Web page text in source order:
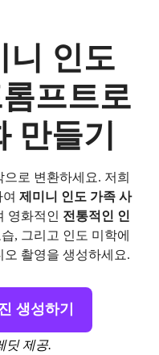
니 인도
프트로
만들기
로 변환하세요. 저희
제미니 인도 가족 사
영화적인 전통적인 인
, 그리고 인도 미학에
촬영을 생성하세요.
생성하기
딧 제공.